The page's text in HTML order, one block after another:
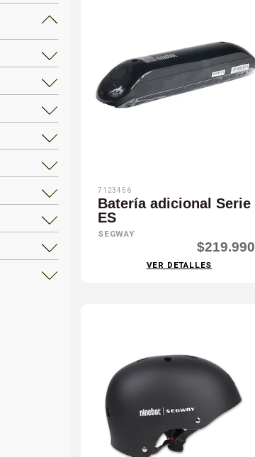
7123456
Batería adicional Serie
ES
SEGWAY
$219.990
VER DETALLES